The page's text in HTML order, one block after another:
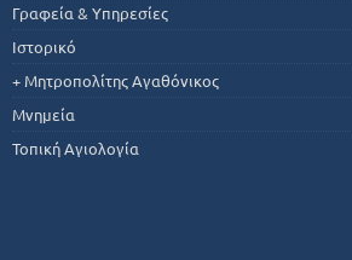
Γραφεία & Υπηρεσίες
Ιστορικό
+ Μητροπολίτης Αγαθόνικος
Μνημεία
Τοπική Αγιολογία